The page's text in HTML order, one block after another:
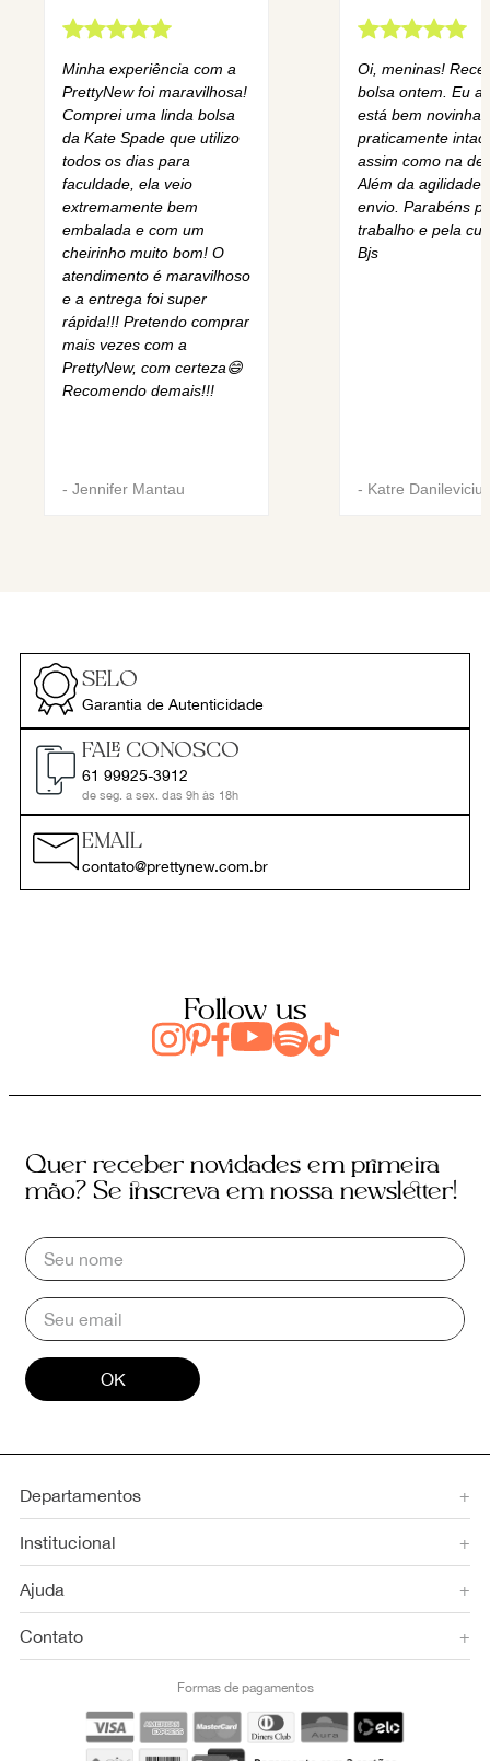
Minha experiência com a
PrettyNew foi maravilhosa!
Comprei uma linda bolsa
da Kate Spade que utilizo
todos os dias para
faculdade, ela veio
extremamente bem
embalada e com um
cheirinho muito bom! O
atendimento é maravilhoso
e a entrega foi super
rápida!!! Pretendo comprar
mais vezes com a
PrettyNew, com certeza😄
Recomendo demais!!!
- Jennifer Mantau
Oi, meninas!
bolsa ontem. Eu
está bem novinha,
praticamente
assim como na
Além da agilidade
envio. Parabéns
trabalho e pela
Bjs
- Katre Danilevicius
SELO
Garantia de Autenticidade
FALE CONOSCO
61 99925-3912
de seg. a sex. das 9h às 18h
EMAIL
contato@prettynew.com.br
Follow us
Quer receber novidades em primeira
mão? Se inscreva em nossa newsletter!
OK
Departamentos +
Institucional +
Ajuda +
Contato +
Formas de pagamentos